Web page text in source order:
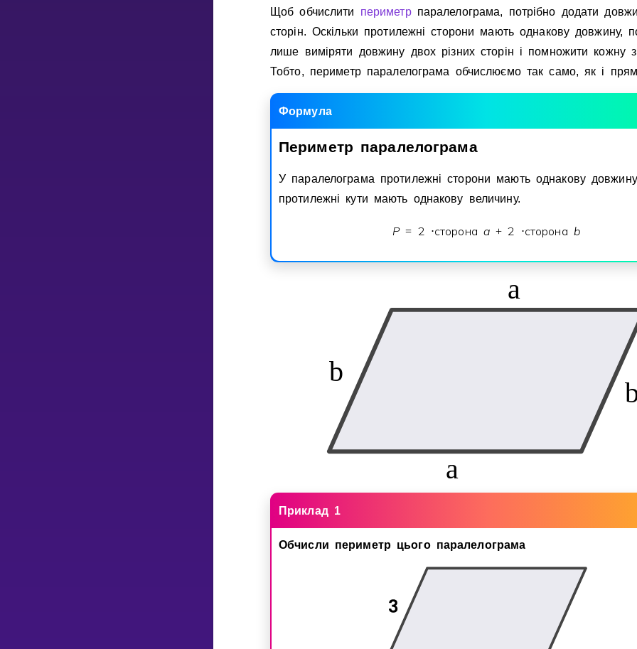
Щоб обчислити периметрпаралелограма, потрiбно додати
сторiн. Оскiльки протилежнi сторони мають однакову довжину,
лише вимiряти довжину двох рiзних сторiн i помножити кожну
Тобто, периметр паралелограма обчислюємо так само, як i
Формула
Периметр паралелограма
У паралелограма протилежнi сторони мають однакову
протилежнi кути мають однакову величину.
P = 2 ⋅сторона a + 2 ⋅сторона b
Приклад 1
Обчисли периметр цього паралелограма